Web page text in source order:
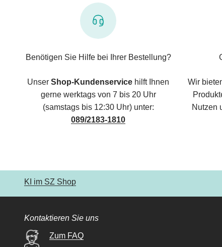
Benötigen Sie Hilfe bei Ihrer Bestellung?
Unser Shop-Kundenservice hilft Ihnen
gerne werktags von 7 bis 20 Uhr
(samstags bis 12:30 Uhr) unter:
089/2183-1810
Wir
Nutzen
KI im SZ Shop
Kontaktieren Sie uns
Zum FAQ